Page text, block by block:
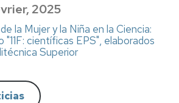
2025
la Mujer y la Niña en la Ciencia:
científicas EPS", elaborados
Superior